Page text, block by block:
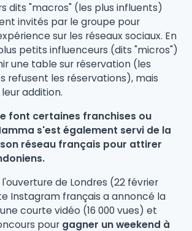
dits "macros" (les plus influents)
invités par le groupe pour
sur les réseaux sociaux. En
petits influenceurs (dits "micros")
une table sur réservation (les
refusent les réservations), mais
addition.
font certaines franchises ou
s'est également servi de la
réseau français pour attirer
de Londres (22 février
Instagram français a annoncé la
courte vidéo (16 000 vues) et
pour gagner un weekend à